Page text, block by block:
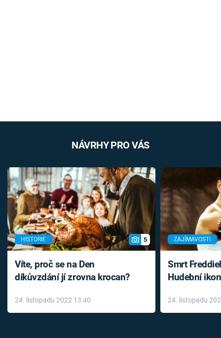
NÁVRHY PRO VÁS
HISTORIE 5
Víte, proč se na Den
díkůvzdání jí zrovna krocan?
24. listopadu 2022 13:40
ZAJÍMAVOSTI
Smrt
Hudební
léky
24. listopadu